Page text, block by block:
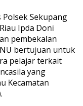
Sekupang
Ipda Doni
pembekalan
NU bertujuan untuk
pelajar terkait
yang
Kecamatan